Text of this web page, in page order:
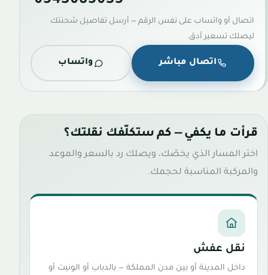
اتصال أو واتساب على نفس الرقم — أرسل تفاصيل شحنتك
ليصلك تسعير أدق.
اتصال مباشر واتساب
قرأت ما يكفي — كم ستكلّفك نقلتك؟
اختر المسار الذي يخصّك، ويصلك رد بالسعر والموعد
والمركبة المناسبة لحجمك.
نقل عفش
داخل المدينة أو بين مدن المملكة — بالدباب أو الونيت أو